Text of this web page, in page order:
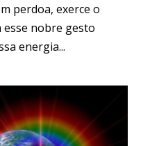
perdoa, exerce o
esse nobre gesto
energia...